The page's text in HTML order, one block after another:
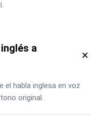
a
×
el habla inglesa en voz
original.